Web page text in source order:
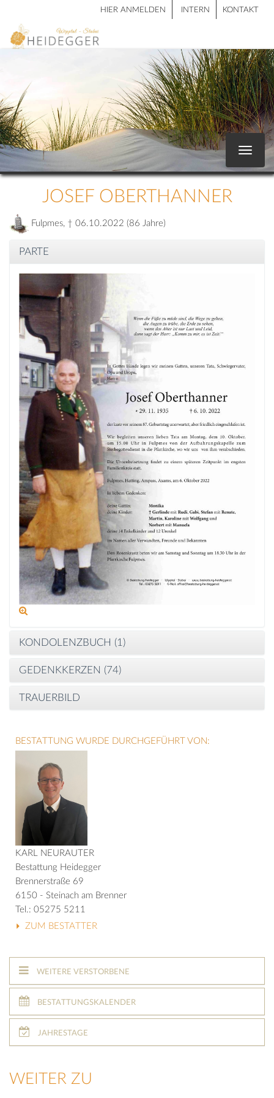
HIER ANMELDEN INTERN KONTAKT
Toggle
JOSEF OBERTHANNER
Fulpmes, † 06.10.2022 (86 Jahre)
PARTE
KONDOLENZBUCH (1 )
GEDENKKERZEN (74)
TRAUERBILD
BESTATTUNG WURDE DURCHGEFÜHRT VON:
KARL NEURAUTER
Bestattung Heidegger
Brennerstraße 69
6150 - Steinach am Brenner
Tel.: 05275 5211
ZUM BESTATTER
WEITERE VERSTORBENE
BESTATTUNGSKALENDER
JAHRESTAGE
WEITER ZU